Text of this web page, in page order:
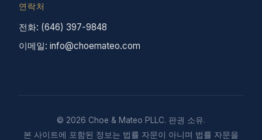
연락처
전화: (646) 397-9848
이메일: info@choemateo.com
© 2026 Choe & Mateo PLLC. 판권 소유.
본 사이트에 포함된 정보는 법률 자문이 아니며 법률 자문을